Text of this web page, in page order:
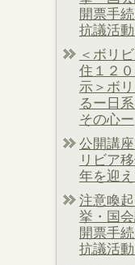
開票手
抗議活動
＜ボリ
住１２
示＞ボ
るー日
その心ー
公開講
リビア
年を迎
注意喚
挙・国
開票手
抗議活動